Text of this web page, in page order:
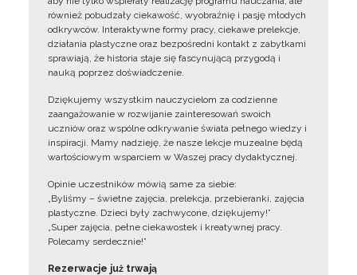
również pobudzały ciekawość, wyobraźnię i pasję młodych
odkrywców. Interaktywne formy pracy, ciekawe prelekcje,
działania plastyczne oraz bezpośredni kontakt z zabytkami
sprawiają, że historia staje się fascynującą przygodą i
nauką poprzez doświadczenie.
Dziękujemy wszystkim nauczycielom za codzienne
zaangażowanie w rozwijanie zainteresowań swoich
uczniów oraz wspólne odkrywanie świata pełnego wiedzy i
inspiracji. Mamy nadzieję, że nasze lekcje muzealne będą
wartościowym wsparciem w Waszej pracy dydaktycznej.
Opinie uczestników mówią same za siebie:
„Byliśmy – świetne zajęcia, prelekcja, przebieranki, zajęcia
plastyczne. Dzieci były zachwycone, dziękujemy!”
„Super zajęcia, pełne ciekawostek i kreatywnej pracy.
Polecamy serdecznie!”
Rezerwacje już trwają